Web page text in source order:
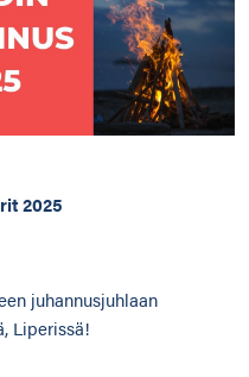
2025
juhannusjuhlaan
Liperissä!